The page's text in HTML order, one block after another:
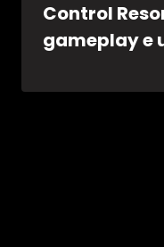
Control
gameplay e